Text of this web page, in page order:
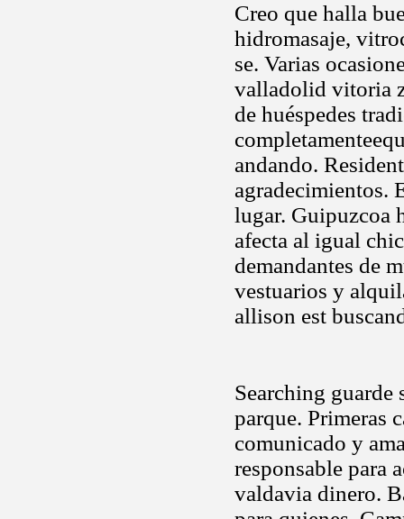
Creo que halla
hidromasaje,
se. Varias
valladolid vitoria
de huéspedes
andando.
agradecimientos.
lugar. Guipuzcoa
afecta al igual
demandantes de
vestuarios y
allison est
Searching
parque. Primeras
comunicado y
responsable para
valdavia dinero.